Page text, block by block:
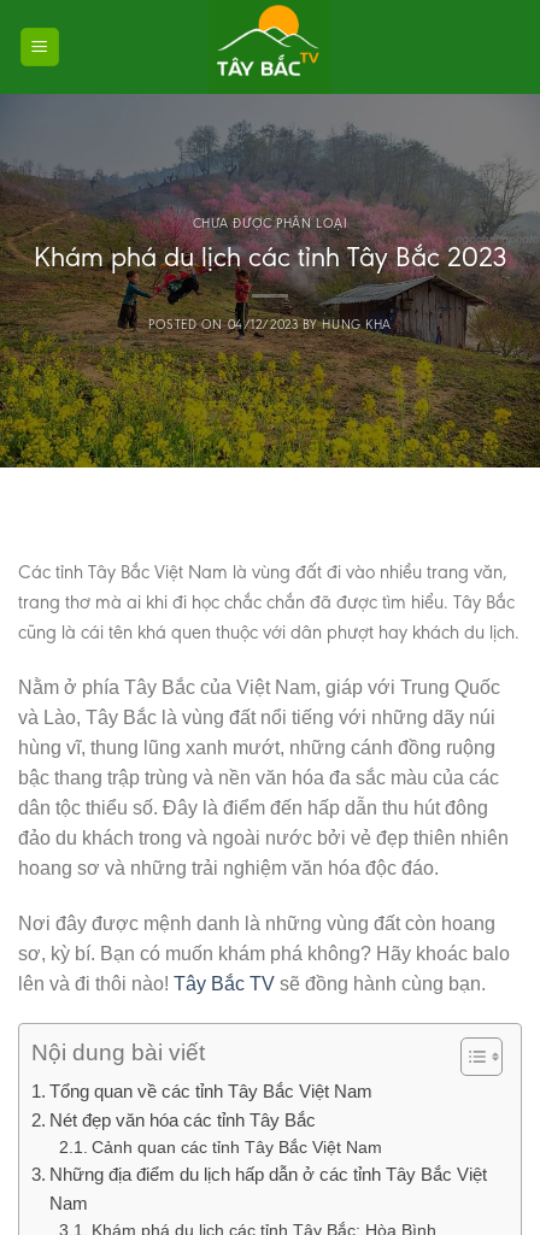
CHƯA ĐƯỢC PHÂN LOẠI
Khám phá du lịch các tỉnh Tây Bắc 2023
POSTED ON04/12/2023BYHUNG KHA
Các tỉnh Tây Bắc Việt Nam là vùng đất đi vào nhiều trang văn,
trang thơ mà ai khi đi học chắc chắn đã được tìm hiểu. Tây Bắc
cũng là cái tên khá quen thuộc với dân phượt hay khách du lịch.
Nằm ở phía Tây Bắc của Việt Nam, giáp với Trung Quốc
và Lào, Tây Bắc là vùng đất nổi tiếng với những dãy núi
hùng vĩ, thung lũng xanh mướt, những cánh đồng ruộng
bậc thang trập trùng và nền văn hóa đa sắc màu của các
dân tộc thiểu số. Đây là điểm đến hấp dẫn thu hút đông
đảo du khách trong và ngoài nước bởi vẻ đẹp thiên nhiên
hoang sơ và những trải nghiệm văn hóa độc đáo.
Nơi đây được mệnh danh là những vùng đất còn hoang
sơ, kỳ bí. Bạn có muốn khám phá không? Hãy khoác balo
lên và đi thôi nào! Tây Bắc TV sẽ đồng hành cùng bạn.
Nội dung bài viết
Tổng quan về các tỉnh Tây Bắc Việt Nam
Nét đẹp văn hóa các tỉnh Tây Bắc
Cảnh quan các tỉnh Tây Bắc Việt Nam
Những địa điểm du lịch hấp dẫn ở các tỉnh Tây Bắc Việt
Nam
Khám phá du lịch các tỉnh Tây Bắc: Hòa Bình